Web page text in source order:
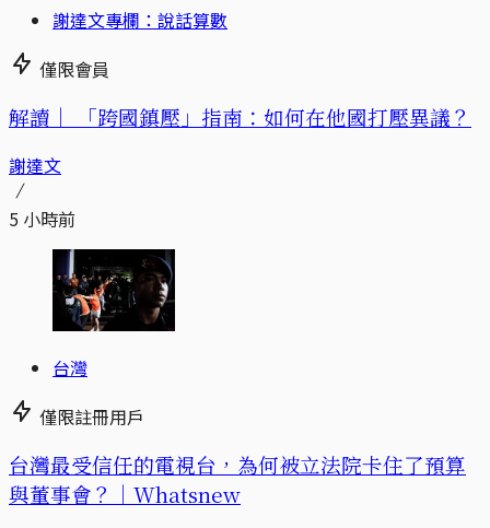
謝達文專欄：說話算數
僅限會員
解讀｜ 「跨國鎮壓」指南：如何在他國打壓異議？
謝達文
5 小時前
台灣
僅限註冊用戶
台灣最受信任的電視台，為何被立法院卡住了預算
與董事會？｜Whatsnew